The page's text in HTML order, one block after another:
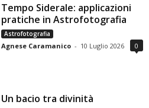
Tempo Siderale: applicazioni
pratiche in Astrofotografia
Astrofotografia
Agnese Caramanico - 10 Luglio 2026 0
Un bacio tra divinità